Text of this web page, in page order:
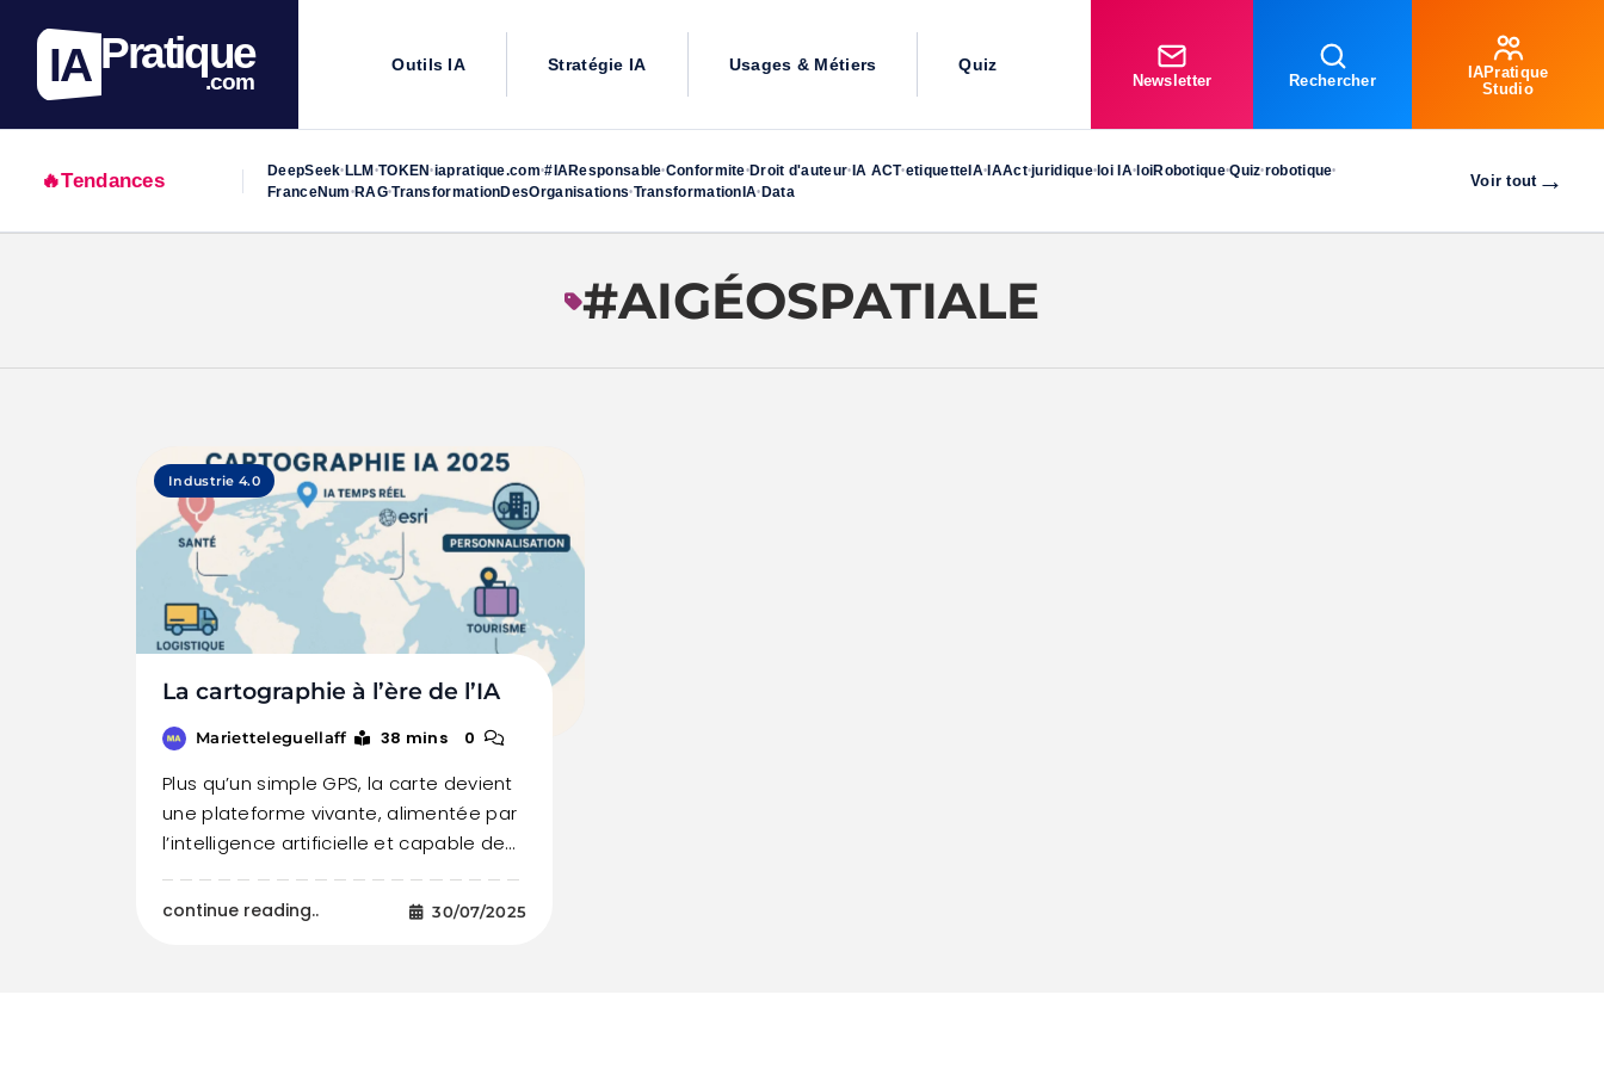
IA Pratique
.com
Outils IA Stratégie IA Usages & Métiers Quiz
Newsletter Rechercher
IAPratique
Studio
🔥Tendances DeepSeek• LLM •TOKEN•iapratique.com•#IAResponsable•Conformite• Droit d'auteur• IA ACT•etiquetteIA• IAAct•juridique• loi IA• loiRobotique•Quiz•robotique•
FranceNum • RAG•TransformationDesOrganisations•TransformationIA• Data
Voir tout→
#AIGÉOSPATIALE
Industrie 4.0
La cartographie à l’ère de l’IA
Marietteleguellaff 38 mins 0
Plus qu’un simple GPS, la carte devient
une plateforme vivante, alimentée par
l’intelligence artificielle et capable de…
continue reading.. 30/07/2025